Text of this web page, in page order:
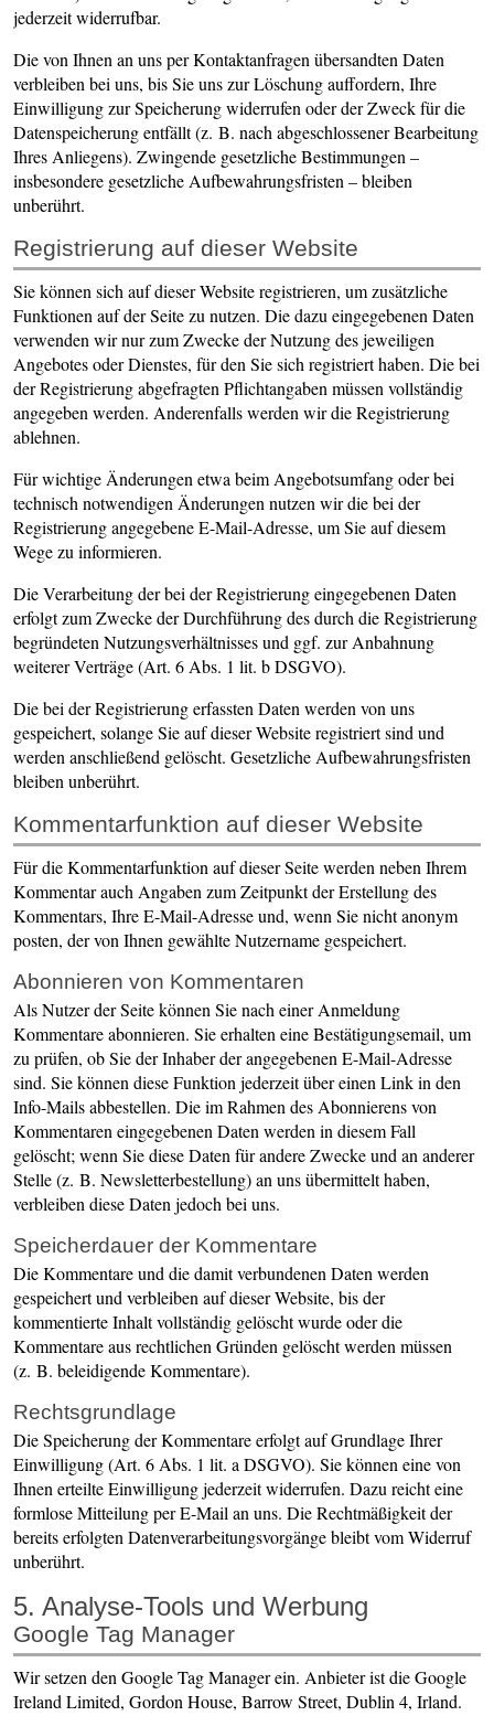
jederzeit widerrufbar.
Die von Ihnen an uns per Kontaktanfragen übersandten Daten
verbleiben bei uns, bis Sie uns zur Löschung auffordern, Ihre
Einwilligung zur Speicherung widerrufen oder der Zweck für die
Datenspeicherung entfällt (z. B. nach abgeschlossener Bearbeitung
Ihres Anliegens). Zwingende gesetzliche Bestimmungen –
insbesondere gesetzliche Aufbewahrungsfristen – bleiben
unberührt.
Registrierung auf dieser Website
Sie können sich auf dieser Website registrieren, um zusätzliche
Funktionen auf der Seite zu nutzen. Die dazu eingegebenen Daten
verwenden wir nur zum Zwecke der Nutzung des jeweiligen
Angebotes oder Dienstes, für den Sie sich registriert haben. Die bei
der Registrierung abgefragten Pflichtangaben müssen vollständig
angegeben werden. Anderenfalls werden wir die Registrierung
ablehnen.
Für wichtige Änderungen etwa beim Angebotsumfang oder bei
technisch notwendigen Änderungen nutzen wir die bei der
Registrierung angegebene E-Mail-Adresse, um Sie auf diesem
Wege zu informieren.
Die Verarbeitung der bei der Registrierung eingegebenen Daten
erfolgt zum Zwecke der Durchführung des durch die Registrierung
begründeten Nutzungsverhältnisses und ggf. zur Anbahnung
weiterer Verträge (Art. 6 Abs. 1 lit. b DSGVO).
Die bei der Registrierung erfassten Daten werden von uns
gespeichert, solange Sie auf dieser Website registriert sind und
werden anschließend gelöscht. Gesetzliche Aufbewahrungsfristen
bleiben unberührt.
Kommentar­funktion auf dieser Website
Für die Kommentarfunktion auf dieser Seite werden neben Ihrem
Kommentar auch Angaben zum Zeitpunkt der Erstellung des
Kommentars, Ihre E-Mail-Adresse und, wenn Sie nicht anonym
posten, der von Ihnen gewählte Nutzername gespeichert.
Abonnieren von Kommentaren
Als Nutzer der Seite können Sie nach einer Anmeldung
Kommentare abonnieren. Sie erhalten eine Bestätigungsemail, um
zu prüfen, ob Sie der Inhaber der angegebenen E-Mail-Adresse
sind. Sie können diese Funktion jederzeit über einen Link in den
Info-Mails abbestellen. Die im Rahmen des Abonnierens von
Kommentaren eingegebenen Daten werden in diesem Fall
gelöscht; wenn Sie diese Daten für andere Zwecke und an anderer
Stelle (z. B. Newsletterbestellung) an uns übermittelt haben,
verbleiben diese Daten jedoch bei uns.
Speicherdauer der Kommentare
Die Kommentare und die damit verbundenen Daten werden
gespeichert und verbleiben auf dieser Website, bis der
kommentierte Inhalt vollständig gelöscht wurde oder die
Kommentare aus rechtlichen Gründen gelöscht werden müssen
(z. B. beleidigende Kommentare).
Rechtsgrundlage
Die Speicherung der Kommentare erfolgt auf Grundlage Ihrer
Einwilligung (Art. 6 Abs. 1 lit. a DSGVO). Sie können eine von
Ihnen erteilte Einwilligung jederzeit widerrufen. Dazu reicht eine
formlose Mitteilung per E-Mail an uns. Die Rechtmäßigkeit der
bereits erfolgten Datenverarbeitungsvorgänge bleibt vom Widerruf
unberührt.
5. Analyse-Tools und Werbung
Google Tag Manager
Wir setzen den Google Tag Manager ein. Anbieter ist die Google
Ireland Limited, Gordon House, Barrow Street, Dublin 4, Irland.